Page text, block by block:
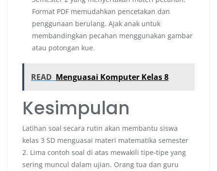
Format PDF memudahkan pencetakan dan
penggunaan berulang. Ajak anak untuk
membandingkan pecahan menggunakan gambar
atau potongan kue.
READ Menguasai Komputer Kelas 8
Kesimpulan
Latihan soal secara rutin akan membantu siswa
kelas 3 SD menguasai materi matematika semester
2. Lima contoh soal di atas mewakili tipe-tipe yang
sering muncul dalam ujian. Orang tua dan guru